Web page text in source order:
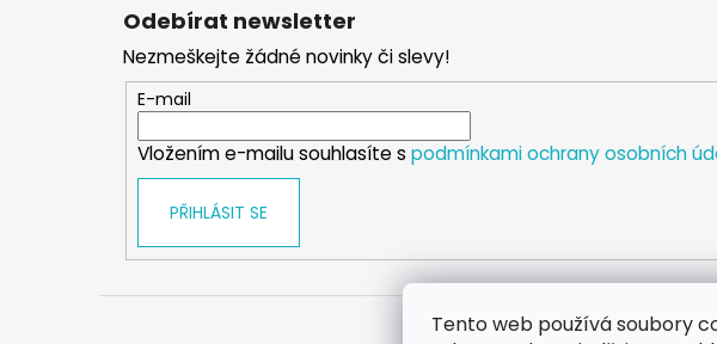
Tento web používá soubory
Odebírat newsletter
Nezmeškejte žádné novinky či slevy!
E-mail
Vložením e-mailu souhlasíte s podmínkami ochrany osobních
PŘIHLÁSIT SE